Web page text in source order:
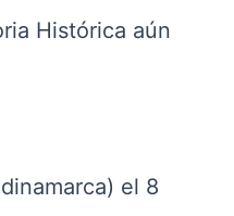
Histórica aún
el 8